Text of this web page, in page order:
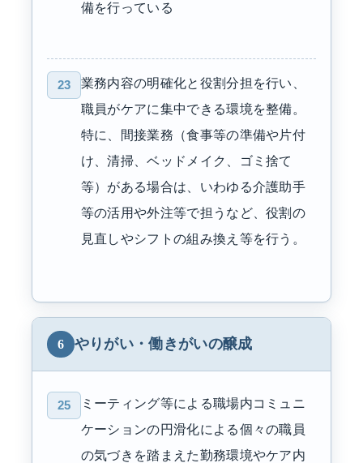
備を行っている
23
業務内容の明確化と役割分担を行い、
職員がケアに集中できる環境を整備。
特に、間接業務（食事等の準備や片付
け、清掃、ベッドメイク、ゴミ捨て
等）がある場合は、いわゆる介護助手
等の活用や外注等で担うなど、役割の
見直しやシフトの組み換え等を行う。
6 やりがい・働きがいの醸成
25
ミーティング等による職場内コミュニ
ケーションの円滑化による個々の職員
の気づきを踏まえた勤務環境やケア内